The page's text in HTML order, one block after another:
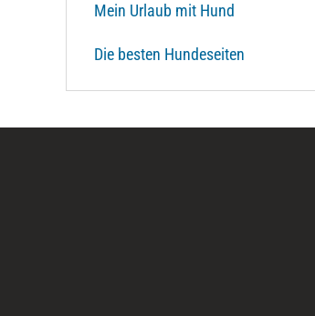
Mein Urlaub mit Hund
Die besten Hundeseiten